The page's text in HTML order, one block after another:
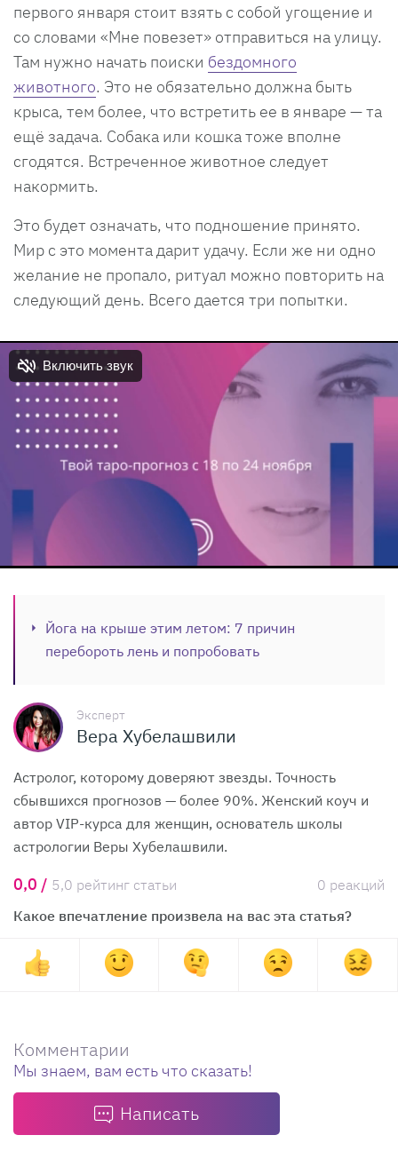
первого января стоит взять с собой угощение и
со словами «Мне повезет» отправиться на улицу.
Там нужно начать поиски бездомного
животного. Это не обязательно должна быть
крыса, тем более, что встретить ее в январе — та
ещё задача. Собака или кошка тоже вполне
сгодятся. Встреченное животное следует
накормить.
Это будет означать, что подношение принято.
Мир с это момента дарит удачу. Если же ни одно
желание не пропало, ритуал можно повторить на
следующий день. Всего дается три попытки.
Йога на крыше этим летом: 7 причин
перебороть лень и попробовать
Эксперт
Вера Хубелашвили
Астролог, которому доверяют звезды. Точность
сбывшихся прогнозов — более 90%. Женский коуч и
автор VIP-курса для женщин, основатель школы
астрологии Веры Хубелашвили.
0,0 / 5,0 рейтинг статьи
0 реакций
Какое впечатление произвела на вас эта статья?
Комментарии
Мы знаем, вам есть что сказать!
Написать